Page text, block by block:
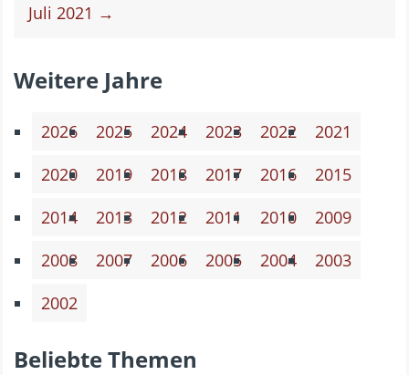
Juli 2021 →
Weitere Jahre
2026 2025 2024 2023 2022
2021
2020
2019 2018 2017 2016
2015
2014
2013 2012 2011 2010
2009
2008
2007 2006 2005 2004
2003
2002
Beliebte Themen